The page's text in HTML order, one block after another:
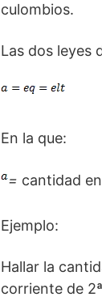
culombios.
Las dos leyes
En la que:
= cantidad
Ejemplo:
Hallar la
corriente de